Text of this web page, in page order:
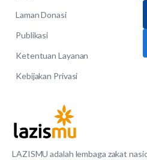
LAZISMU adalah lembaga zakat
Laman Donasi
Publikasi
Ketentuan Layanan
Kebijakan Privasi